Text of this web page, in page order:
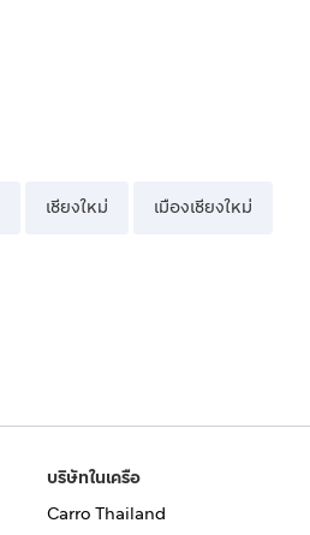
เชียงใหม่ เมืองเชียงใหม่
บริษัทในเครือ
Carro Thailand